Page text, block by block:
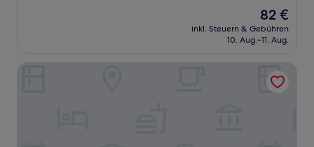
Bewertungen)
Der
Preis
beträgt
82 €
inkl. Steuern & Gebühren
10. Aug.–11. Aug.